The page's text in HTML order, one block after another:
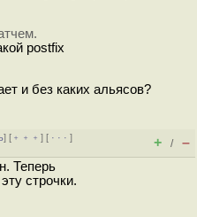
postfix
и без каких альясов?
] [ ﹢﹢﹢] [ · · ·]
+ / –
Теперь
строчки.